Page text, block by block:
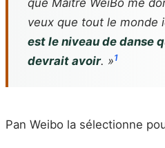
que Maître WeiBo me
veux que tout le monde
est le niveau de danse
devrait avoir. »1
Pan Weibo la sélectionne